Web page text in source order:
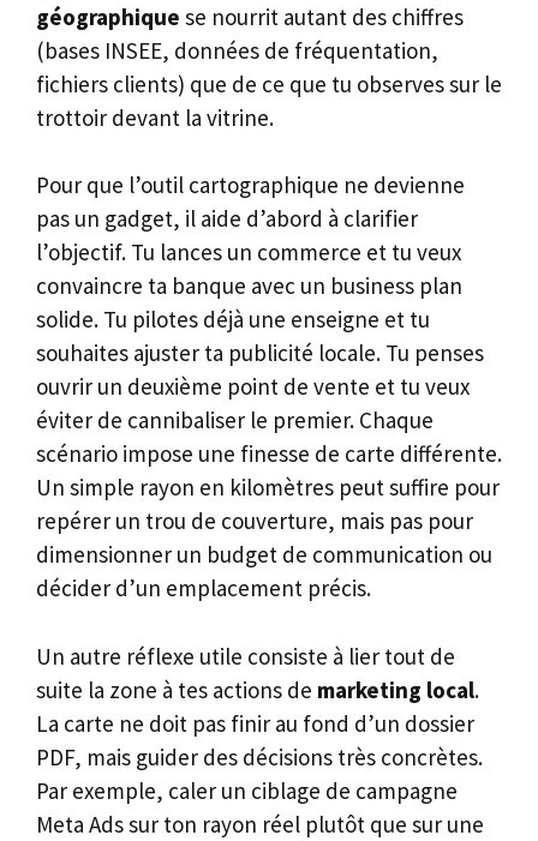
géographique se nourrit autant des chiffres
(bases INSEE, données de fréquentation,
fichiers clients) que de ce que tu observes sur le
trottoir devant la vitrine.
Pour que l’outil cartographique ne devienne
pas un gadget, il aide d’abord à clarifier
l’objectif. Tu lances un commerce et tu veux
convaincre ta banque avec un business plan
solide. Tu pilotes déjà une enseigne et tu
souhaites ajuster ta publicité locale. Tu penses
ouvrir un deuxième point de vente et tu veux
éviter de cannibaliser le premier. Chaque
scénario impose une finesse de carte différente.
Un simple rayon en kilomètres peut suffire pour
repérer un trou de couverture, mais pas pour
dimensionner un budget de communication ou
décider d’un emplacement précis.
Un autre réflexe utile consiste à lier tout de
suite la zone à tes actions de marketing local.
La carte ne doit pas finir au fond d’un dossier
PDF, mais guider des décisions très concrètes.
Par exemple, caler un ciblage de campagne
Meta Ads sur ton rayon réel plutôt que sur une